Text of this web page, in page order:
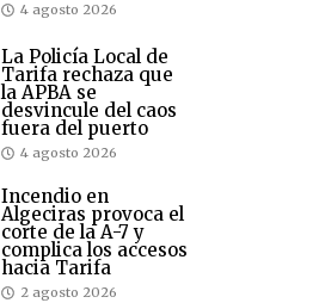
4 agosto 2026
La Policía Local de
Tarifa rechaza que
la APBA se
desvincule del caos
fuera del puerto
4 agosto 2026
Incendio en
Algeciras provoca el
corte de la A-7 y
complica los accesos
hacia Tarifa
2 agosto 2026